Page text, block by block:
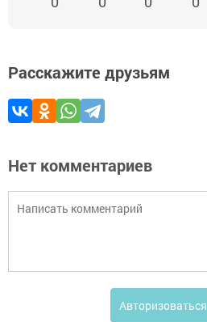
Расскажите друзьям
Нет комментариев
Авторизоваться